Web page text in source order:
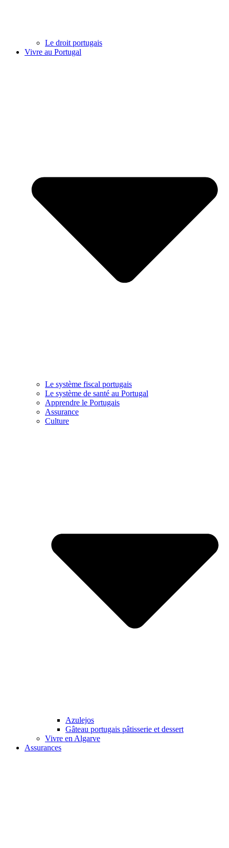
Le droit portugais
Vivre au Portugal
Le système fiscal portugais
Le système de santé au Portugal
Apprendre le Portugais
Assurance
Culture
Azulejos
Gâteau portugais pâtisserie et dessert
Vivre en Algarve
Assurances